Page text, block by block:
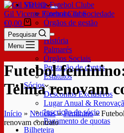
SDUQ
Contrato de Sociedade
Órgãos de gestão
Clube
História
Palmarés
Órgãos Sociais
Prestação de contas
Estatutos
Sócios
Descontos Exclusivos
Lugar Anual &
Inscrição de sócio
Pagamento de quotas
Bilheteira
Gil Vicente Futebol Clube
€0,00
Pesquisar
Menu
Futebol
Telma renovam
Início » Notícias»Feminino»
renovam contrato